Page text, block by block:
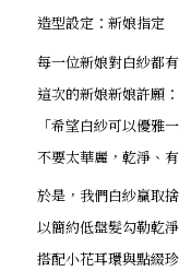
造型設定：新娘指定
每一位新娘對白紗都
這次的新娘新娘許願：
「希望白紗可以優雅
不要太華麗，乾淨、有
於是，我們白紗贏取
以簡約低盤髮勾勒乾
搭配小花耳環與點綴